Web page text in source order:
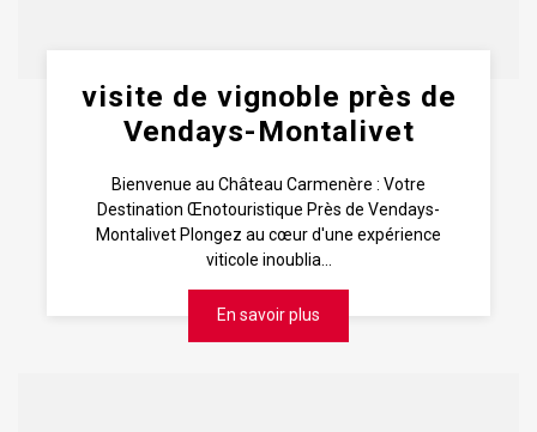
visite de vignoble près de
Vendays-Montalivet
Bienvenue au Château Carmenère : Votre
Destination Œnotouristique Près de Vendays-
Montalivet Plongez au cœur d'une expérience
viticole inoublia...
En savoir plus